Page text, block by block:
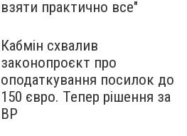
взяти практично все"
Кабмін схвалив
законопроєкт про
оподаткування посилок до
150 євро. Тепер рішення за
ВР